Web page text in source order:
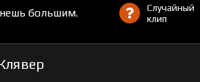
большим.
Случайный
клип